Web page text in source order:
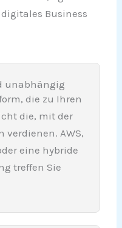
Business
unabhängig
die zu Ihren
die, mit der
verdienen. AWS,
eine hybride
treffen Sie